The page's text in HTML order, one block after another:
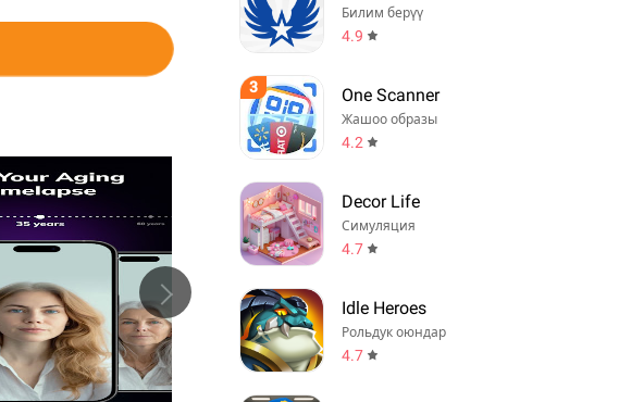
Билим берүү
4.9
3 One Scanner
Жашоо образы
4.2
Decor Life
Симуляция
4.7
Idle Heroes
Рольдук оюндар
4.7